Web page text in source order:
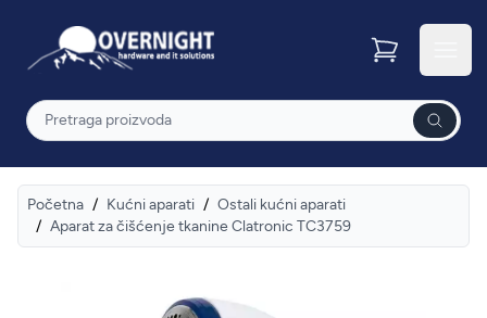
Overnight
Pretraga
Početna / Kućni aparati / Ostali kućni aparati
/ Aparat za čišćenje tkanine Clatronic TC3759